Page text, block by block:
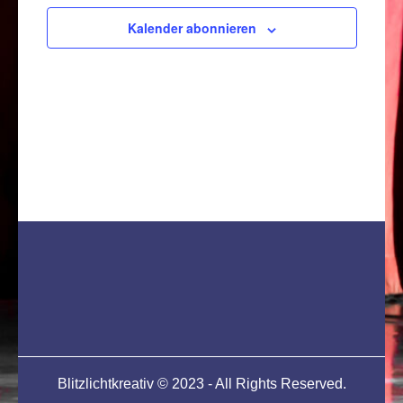
Kalender abonnieren
Blitzlichtkreativ © 2023 - All Rights Reserved.